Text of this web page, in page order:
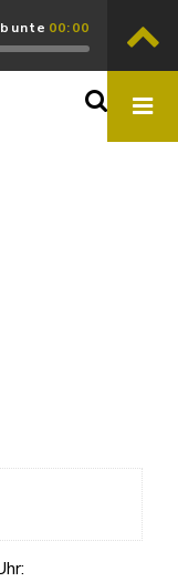
00:00